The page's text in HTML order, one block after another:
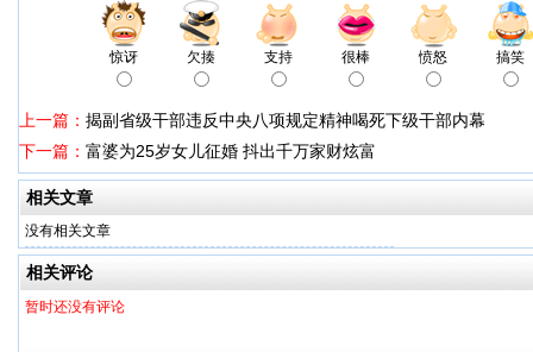
惊讶 欠揍 支持 很棒 愤怒 搞笑
上一篇： 揭副省级干部违反中央八项规定精神喝死下级干部内幕
下一篇： 富婆为25岁女儿征婚 抖出千万家财炫富
相关文章
没有相关文章
相关评论
暂时还没有评论